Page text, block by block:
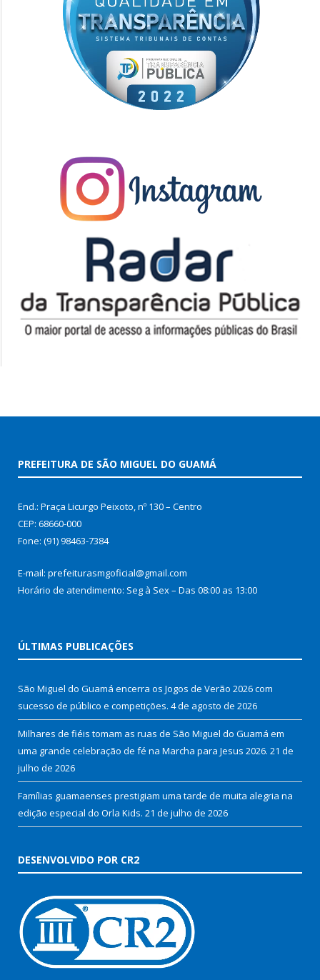
PREFEITURA DE SÃO MIGUEL DO GUAMÁ
End.: Praça Licurgo Peixoto, nº 130 – Centro
CEP: 68660-000
Fone: (91) 98463-7384
E-mail: prefeiturasmgoficial@gmail.com
Horário de atendimento: Seg à Sex – Das 08:00 as 13:00
ÚLTIMAS PUBLICAÇÕES
São Miguel do Guamá encerra os Jogos de Verão 2026 com
sucesso de público e competições. 4 de agosto de 2026
Milhares de fiéis tomam as ruas de São Miguel do Guamá em
uma grande celebração de fé na Marcha para Jesus 2026. 21 de
julho de 2026
Famílias guamaenses prestigiam uma tarde de muita alegria na
edição especial do Orla Kids. 21 de julho de 2026
DESENVOLVIDO POR CR2